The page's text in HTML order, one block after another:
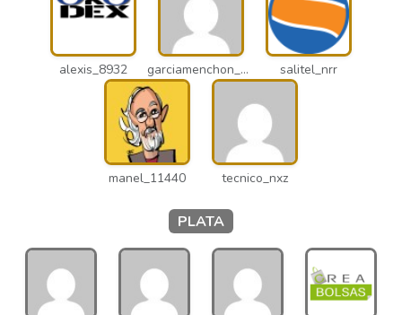
alexis_8932 garciamenchon_puz salitel_nrr
manel_11440 tecnico_nxz
PLATA